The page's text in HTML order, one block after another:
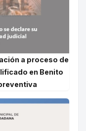
a proceso de
en Benito